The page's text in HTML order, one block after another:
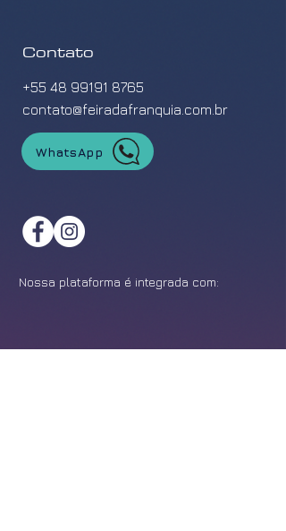
Contato
+55 48 99191 8765
contato@feiradafranquia.com.br
WhatsApp
Nossa plataforma é integrada com: